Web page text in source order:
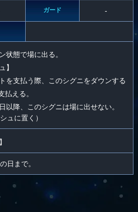
ガード -
状態で場に出る。
】
を支払う際、このシグニをダウンする
払える。
以降、このシグニは場に出せない。
ュに置く）
日まで。